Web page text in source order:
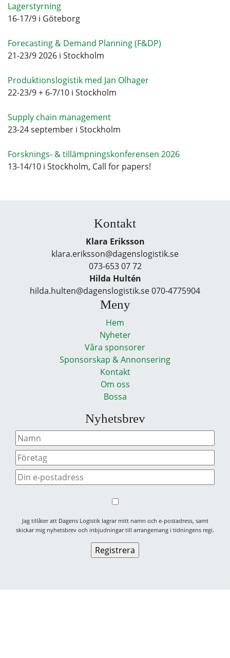
Lagerstyrning
16-17/9 i Göteborg
Forecasting & Demand Planning (F&DP)
21-23/9 2026 i Stockholm
Produktionslogistik med Jan Olhager
22-23/9 + 6-7/10 i Stockholm
Supply chain management
23-24 september i Stockholm
Forsknings- & tillämpningskonferensen 2026
13-14/10 i Stockholm, Call for papers!
Kontakt
Klara Eriksson
klara.eriksson@dagenslogistik.se
073-653 07 72
Hilda Hultén
hilda.hulten@dagenslogistik.se 070-4775904
Meny
Hem
Nyheter
Våra sponsorer
Sponsorskap & Annonsering
Kontakt
Om oss
Bossa
Nyhetsbrev
Jag tillåter att Dagens Logistik lagrar mitt namn och e-postadress, samt
skickar mig nyhetsbrev och inbjudningar till arrangemang i tidningens regi.